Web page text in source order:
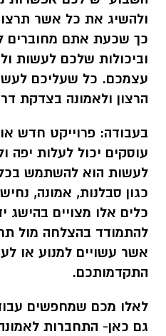
ולהשיג את כל אשר
כך שכעת אתם מחוברים
וביכולות שלכם לעשות
עצמכם. כל שעליכם
הרצון ולאמונה בצדקת
בעבודה: פרוייקט חדש
עוסקים יכול לעלות יפה
לעשות הוא להשתמש
כגון סבלנות, אמונה,
כלים אלו מצויים
להתמודד בהצלחה מול
אשר עשויים למנוע או
התקדמותכם.
לאלו מכם שמחפשים
גם כאן- התחברות